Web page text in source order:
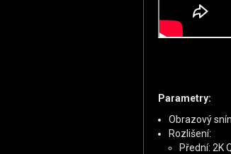
Parametry:
Obrazový
Rozlišení:
Přední: 2K